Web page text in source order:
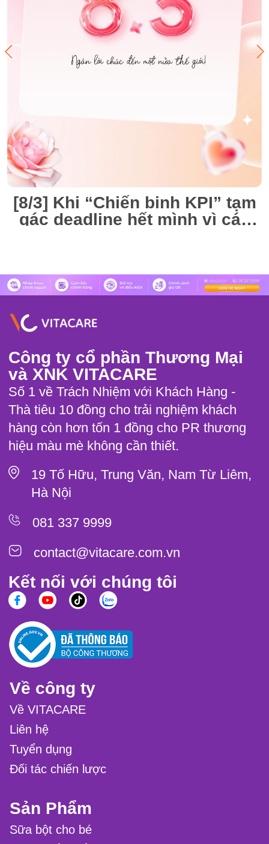
[8/3] Khi “Chiến binh KPI” tạm
gác deadline hết mình vì các
Công ty cổ phần Thương Mại
và XNK VITACARE
Số 1 về Trách Nhiệm với Khách Hàng -
Thà tiêu 10 đồng cho trải nghiệm khách
hàng còn hơn tốn 1 đồng cho PR thương
hiệu màu mè không cần thiết.
19 Tố Hữu, Trung Văn, Nam Từ Liêm,
Hà Nội
081 337 9999
contact@vitacare.com.vn
Kết nối với chúng tôi
Về công ty
Về VITACARE
Liên hệ
Tuyển dụng
Đối tác chiến lược
Sản Phẩm
Sữa bột cho bé